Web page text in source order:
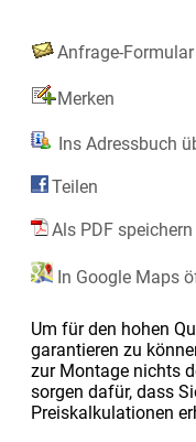
Anfrage-Formular
Merken
Ins Adressbuch
Teilen
Als PDF speichern
In Google Maps
Um für den hohen
garantieren zu
zur Montage nichts
sorgen dafür, dass
Preiskalkulationen